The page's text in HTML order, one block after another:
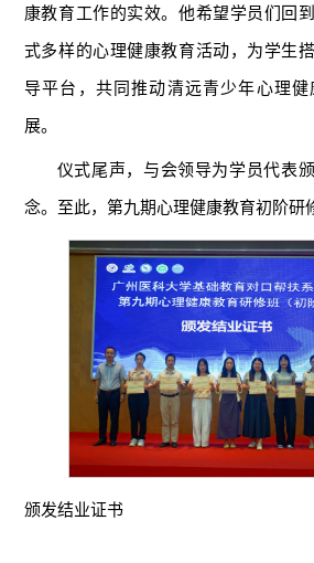
康教育工作的实效。他希望学员们回
式多样的心理健康教育活动，为学生
导平台，共同推动清远青少年心理
展。
仪式尾声，与会领导为学员代表
念。至此，第九期心理健康教育初阶研
颁发结业证书